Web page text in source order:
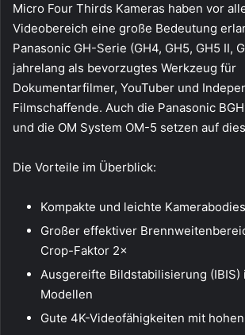
Micro Four Thirds Kameras haben vor
Videobereich eine große Bedeutung
Panasonic GH-Serie (GH4, GH5, GH5 II,
jahrelang als bevorzugtes Werkzeug für
Dokumentarfilmer, YouTuber und
Filmschaffende. Auch die Panasonic
und die OM System OM-5 setzen auf
Die Vorteile im Überblick:
Kompakte und leichte
Großer effektiver
Crop-Faktor 2×
Ausgereifte Bildstabilisierung (IBIS)
Modellen
Gute 4K-Videofähigkeiten mit